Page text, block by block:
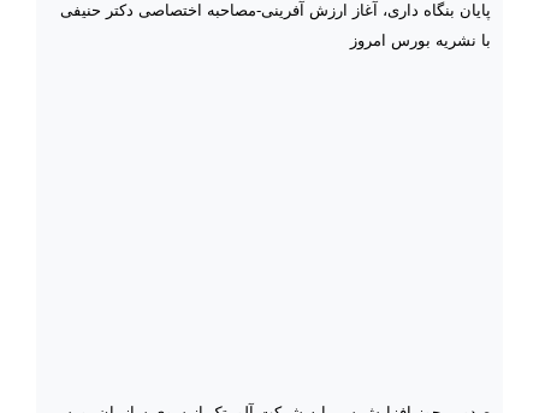
پایان بنگاه داری، آغاز ارزش آفرینی-مصاحبه اختصاصی دکتر حنیفی
با نشریه بورس امروز